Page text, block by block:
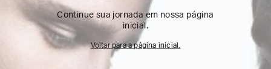
Continue sua jornada em nossa página
inicial.
Voltar para a página inicial.